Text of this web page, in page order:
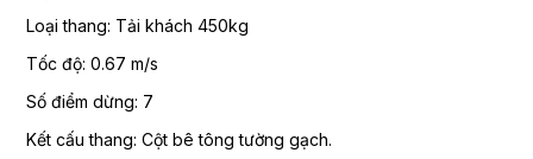
Loại thang: Tải khách 450kg
Tốc độ: 0.67 m/s
Số điểm dừng: 7
Kết cấu thang: Cột bê tông tường gạch.